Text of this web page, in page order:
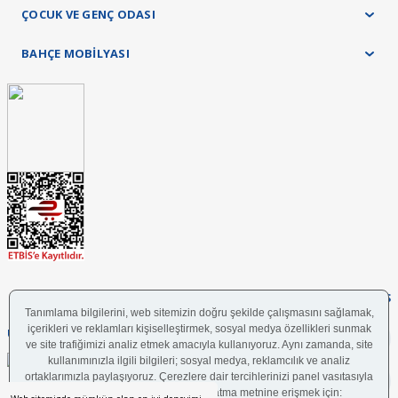
ÇOCUK VE GENÇ ODASI
BAHÇE MOBİLYASI
UYGULAMAMIZI İNDİRİN
FOLLOW US